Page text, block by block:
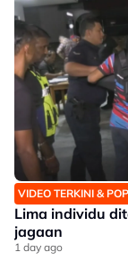
VIDEO TERKINI &
Lima individu
jagaan
1 day ago